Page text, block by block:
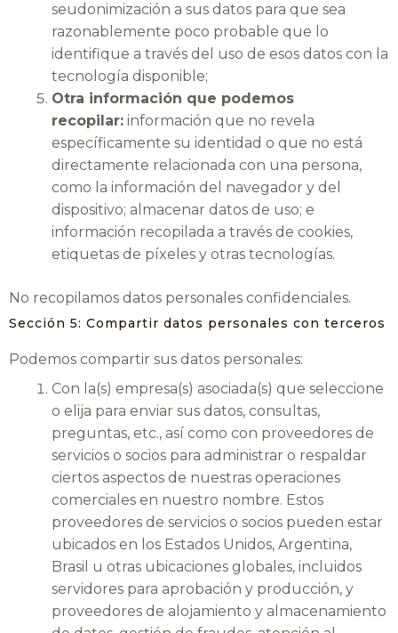
seudonimización a sus datos para que sea
razonablemente poco probable que lo
identifique a través del uso de esos datos con la
tecnología disponible;
Otra información que podemos
recopilar: información que no revela
específicamente su identidad o que no está
directamente relacionada con una persona,
como la información del navegador y del
dispositivo; almacenar datos de uso; e
información recopilada a través de cookies,
etiquetas de píxeles y otras tecnologías.
No recopilamos datos personales confidenciales.
Sección 5: Compartir datos personales con terceros
Podemos compartir sus datos personales:
Con la(s) empresa(s) asociada(s) que seleccione
o elija para enviar sus datos, consultas,
preguntas, etc., así como con proveedores de
servicios o socios para administrar o respaldar
ciertos aspectos de nuestras operaciones
comerciales en nuestro nombre. Estos
proveedores de servicios o socios pueden estar
ubicados en los Estados Unidos, Argentina,
Brasil u otras ubicaciones globales, incluidos
servidores para aprobación y producción, y
proveedores de alojamiento y almacenamiento